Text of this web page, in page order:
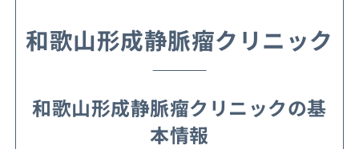
和歌山形成静脈瘤クリニック
和歌山形成静脈瘤クリニックの基
本情報